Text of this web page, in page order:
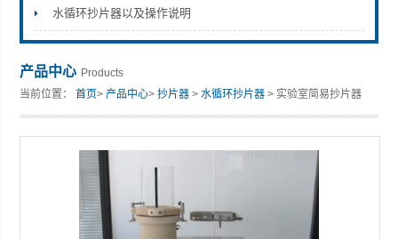
水循环抄片器以及操作说明
产品中心 Products
当前位置：首页>产品中心>抄片器 >水循环抄片器 > 实验室简易抄片器